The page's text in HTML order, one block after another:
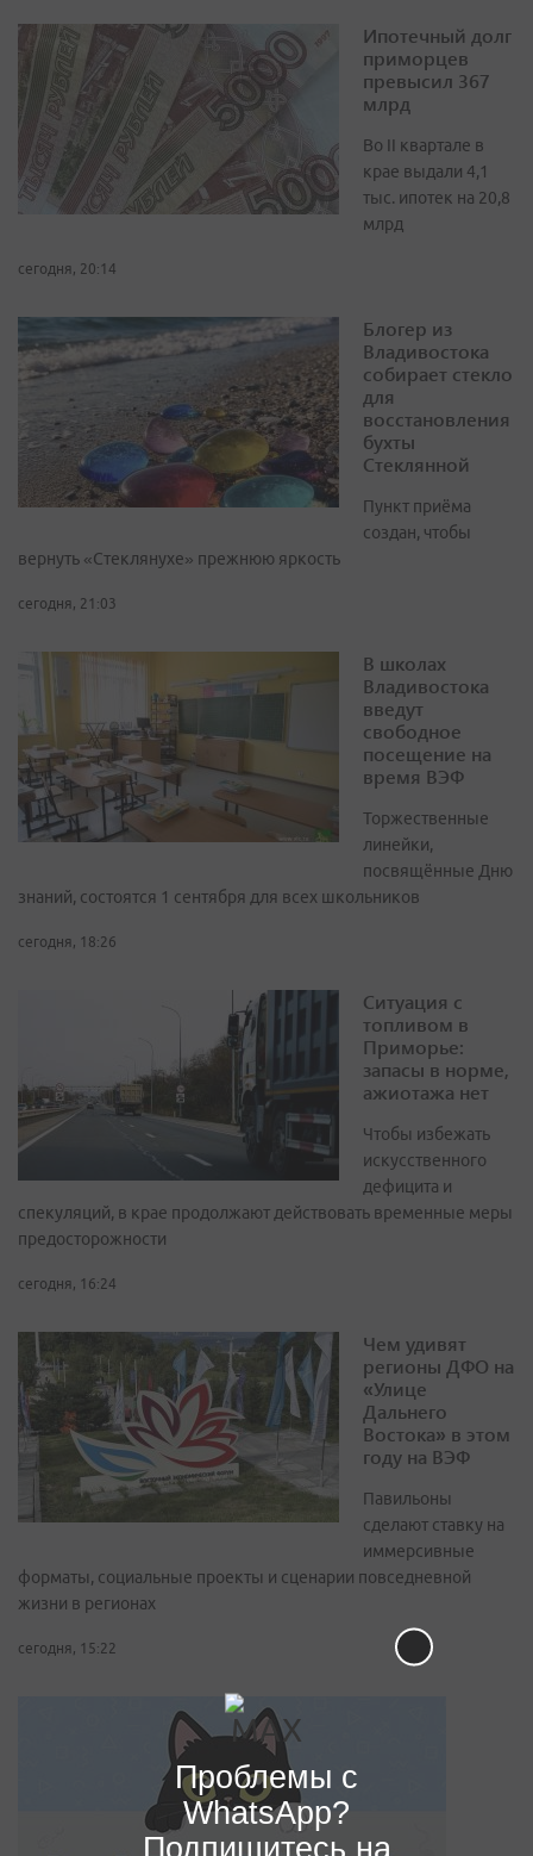
Ипотечный долг
приморцев
превысил 367
млрд
Во II квартале в
крае выдали 4,1
тыс. ипотек на 20,8
млрд
сегодня, 20:14
Блогер из
Владивостока
собирает стекло
для
восстановления
бухты
Стеклянной
Пункт приёма
создан, чтобы
вернуть «Стеклянухе» прежнюю яркость
сегодня, 21:03
В школах
Владивостока
введут
свободное
посещение на
время ВЭФ
Торжественные
линейки,
посвящённые Дню
знаний, состоятся 1 сентября для всех школьников
сегодня, 18:26
Ситуация с
топливом в
Приморье:
запасы в норме,
ажиотажа нет
Чтобы избежать
искусственного
дефицита и
спекуляций, в крае продолжают действовать временные меры
предосторожности
сегодня, 16:24
Чем удивят
регионы ДФО на
«Улице
Дальнего
Востока» в этом
году на ВЭФ
Павильоны
сделают ставку на
иммерсивные
форматы, социальные проекты и сценарии повседневной
жизни в регионах
сегодня, 15:22
Проблемы с
WhatsApp?
Подпишитесь на